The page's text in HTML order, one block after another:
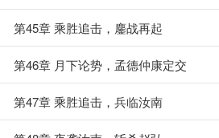
第45章 乘胜追击，鏖战再起
第46章 月下论势，孟德仲康定交
第47章 乘胜追击，兵临汝南